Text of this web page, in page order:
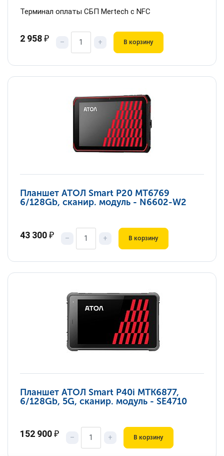
Терминал оплаты СБП Mertech с NFC
2 958₽ – + В корзину
Планшет АТОЛ Smart P20 MT6769
6/128Gb, сканир. модуль - N6602-W2
43 300₽ – + В корзину
Планшет АТОЛ Smart P40i MTK6877,
6/128Gb, 5G, сканир. модуль - SE4710
152 900₽ – + В корзину